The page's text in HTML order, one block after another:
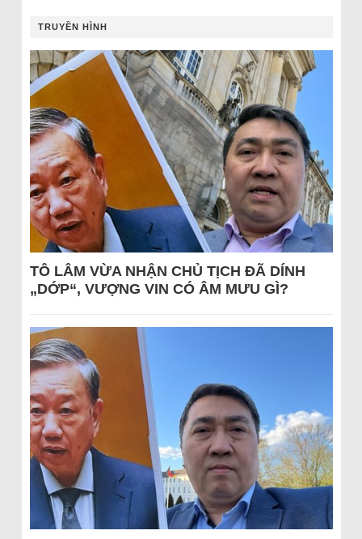
TRUYỀN HÌNH
TÔ LÂM VỪA NHẬN CHỦ TỊCH ĐÃ DÍNH
„DỚP“, VƯỢNG VIN CÓ ÂM MƯU GÌ?